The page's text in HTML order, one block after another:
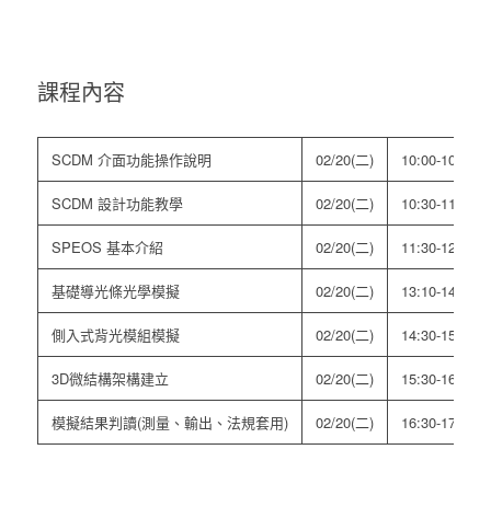
課程內容
SCDM 介面功能操作說明 02/20(二) 10:00-10:30
SCDM 設計功能教學 02/20(二) 10:30-11:30
SPEOS 基本介紹 02/20(二) 11:30-12:00
基礎導光條光學模擬 02/20(二) 13:10-14:30
側入式背光模組模擬 02/20(二) 14:30-15:30
3D微結構架構建立 02/20(二) 15:30-16:30
模擬結果判讀(測量、輸出、法規套用) 02/20(二) 16:30-17:00